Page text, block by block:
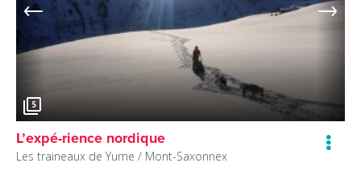
5
L’expé-rience nordique
Les traineaux de Yume / Mont-Saxonnex